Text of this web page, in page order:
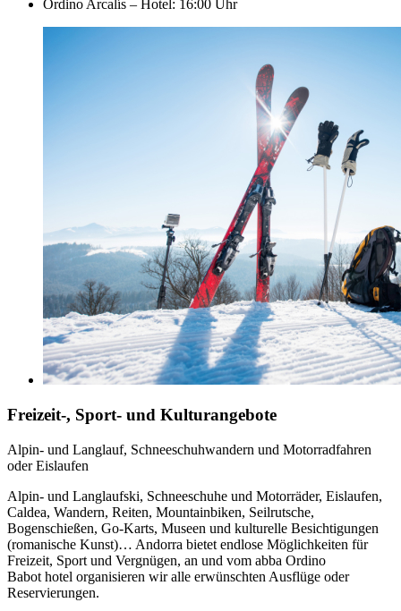
Ordino Arcalís – Hotel: 16:00 Uhr
Freizeit-, Sport- und Kulturangebote
Alpin- und Langlauf, Schneeschuhwandern und Motorradfahren
oder Eislaufen
Alpin- und Langlaufski, Schneeschuhe und Motorräder, Eislaufen,
Caldea, Wandern, Reiten, Mountainbiken, Seilrutsche,
Bogenschießen, Go-Karts, Museen und kulturelle Besichtigungen
(romanische Kunst)… Andorra bietet endlose Möglichkeiten für
Freizeit, Sport und Vergnügen, an und vom abba Ordino
Babot hotel organisieren wir alle erwünschten Ausflüge oder
Reservierungen.